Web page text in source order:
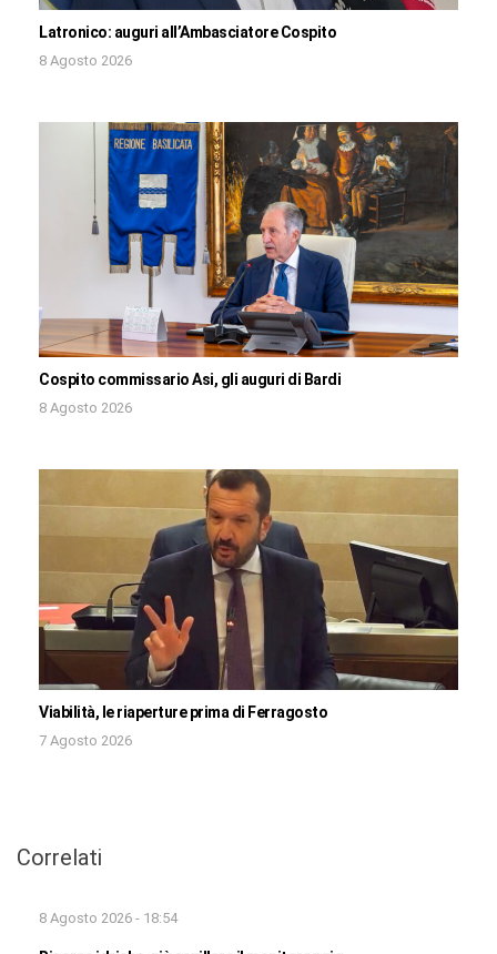
Latronico: auguri all’Ambasciatore Cospito
8 Agosto 2026
Cospito commissario Asi, gli auguri di Bardi
8 Agosto 2026
Viabilità, le riaperture prima di Ferragosto
7 Agosto 2026
Correlati
8 Agosto 2026 - 18:54